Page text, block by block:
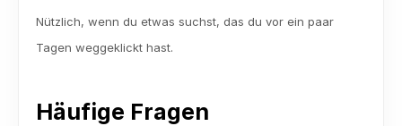
Nützlich, wenn du etwas suchst, das du vor ein paar
Tagen weggeklickt hast.
Häufige Fragen